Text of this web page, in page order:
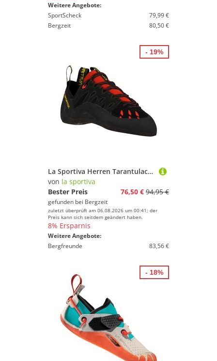
Weitere Angebote:
SportScheck
79,99 €
Bergzeit
80,50 €
La Sportiva Herren Tarantulace Kletterschuhe
von la sportiva
Bester Preis
76,50 € 94,95 €
gefunden bei Bergzeit
zuletzt überprüft am 06.08.2026 um 00:41; der
Preis kann sich seitdem geändert haben.
8% Ersparnis
Weitere Angebote:
Bergfreunde
83,56 €
- 19%
- 18%